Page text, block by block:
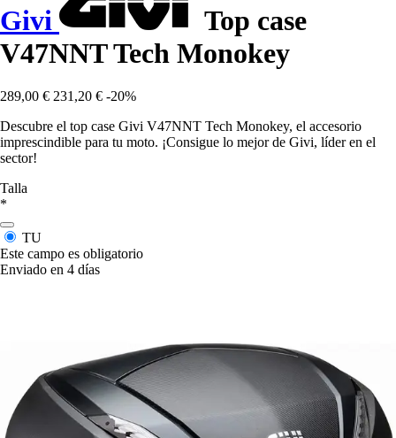
Givi
Top case
V47NNT Tech Monokey
289,00 € 231,20 € -20%
Descubre el top case Givi V47NNT Tech Monokey, el accesorio
imprescindible para tu moto. ¡Consigue lo mejor de Givi, líder en el
sector!
Talla
*
TU
Este campo es obligatorio
Enviado en 4 días